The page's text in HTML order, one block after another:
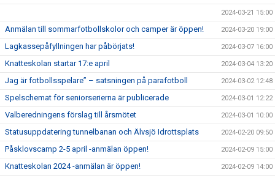
2024-03-21 15:00
Anmälan till sommarfotbollskolor och camper är öppen! 2024-03-20 19:00
Lagkassepåfyllningen har påbörjats! 2024-03-07 16:00
Knatteskolan startar 17:e april 2024-03-04 13:20
Jag är fotbollsspelare” – satsningen på parafotboll 2024-03-02 12:48
Spelschemat för seniorserierna är publicerade 2024-03-01 12:22
Valberedningens förslag till årsmötet 2024-03-01 10:00
Statusuppdatering tunnelbanan och Älvsjö Idrottsplats 2024-02-20 09:50
Påsklovscamp 2-5 april -anmälan öppen! 2024-02-09 15:00
Knatteskolan 2024 -anmälan är öppen! 2024-02-09 14:00